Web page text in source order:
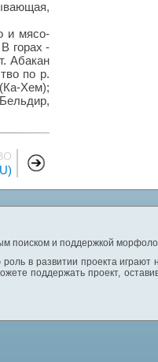
и мясо-
горах -
Абакан
по р.
Хем);
поиском и поддержкой
в развитии проекта
поддержать проект,